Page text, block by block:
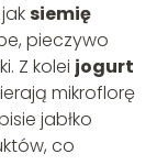
siemię
pieczywo
Z kolei jogurt
mikroflorę
jabłko
co